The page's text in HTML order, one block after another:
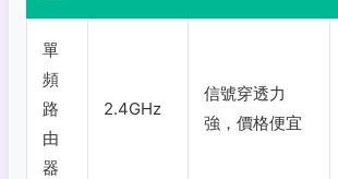
單
頻
路
由
器
2.4GHz
信號穿透力
強，價格便宜